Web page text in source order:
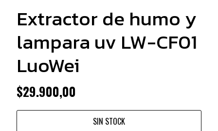
Extractor de humo y
lampara uv LW-CF01
LuoWei
$29.900,00
SIN STOCK